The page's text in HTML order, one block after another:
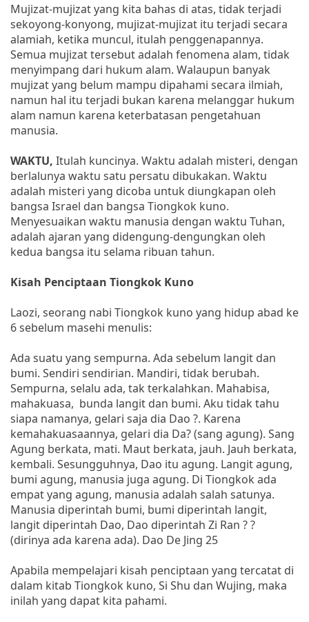
Mujizat-mujizat yang kita bahas di atas, tidak terjadi
sekoyong-konyong, mujizat-mujizat itu terjadi secara
alamiah, ketika muncul, itulah penggenapannya.
Semua mujizat tersebut adalah fenomena alam, tidak
menyimpang dari hukum alam. Walaupun banyak
mujizat yang belum mampu dipahami secara ilmiah,
namun hal itu terjadi bukan karena melanggar hukum
alam namun karena keterbatasan pengetahuan
manusia.
WAKTU, Itulah kuncinya. Waktu adalah misteri, dengan
berlalunya waktu satu persatu dibukakan. Waktu
adalah misteri yang dicoba untuk diungkapan oleh
bangsa Israel dan bangsa Tiongkok kuno.
Menyesuaikan waktu manusia dengan waktu Tuhan,
adalah ajaran yang didengung-dengungkan oleh
kedua bangsa itu selama ribuan tahun.
Kisah Penciptaan Tiongkok Kuno
Laozi, seorang nabi Tiongkok kuno yang hidup abad ke
6 sebelum masehi menulis:
Ada suatu yang sempurna. Ada sebelum langit dan
bumi. Sendiri sendirian. Mandiri, tidak berubah.
Sempurna, selalu ada, tak terkalahkan. Mahabisa,
mahakuasa, bunda langit dan bumi. Aku tidak tahu
siapa namanya, gelari saja dia Dao ?. Karena
kemahakuasaannya, gelari dia Da? (sang agung). Sang
Agung berkata, mati. Maut berkata, jauh. Jauh berkata,
kembali. Sesungguhnya, Dao itu agung. Langit agung,
bumi agung, manusia juga agung. Di Tiongkok ada
empat yang agung, manusia adalah salah satunya.
Manusia diperintah bumi, bumi diperintah langit,
langit diperintah Dao, Dao diperintah Zi Ran ? ?
(dirinya ada karena ada). Dao De Jing 25
Apabila mempelajari kisah penciptaan yang tercatat di
dalam kitab Tiongkok kuno, Si Shu dan Wujing, maka
inilah yang dapat kita pahami.